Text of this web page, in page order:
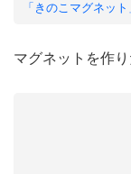
「きのこマグネッ
マグネットを作